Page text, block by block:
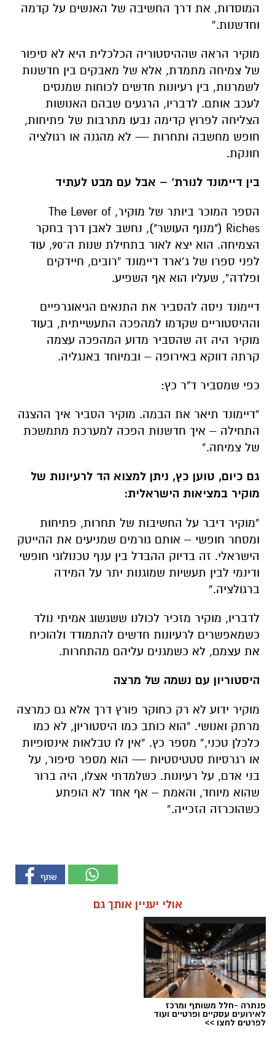
המוסדות, את דרך החשיבה של האנשים על קדמה
וחדשנות.”
מוקיר הראה שההיסטוריה הכלכלית היא לא סיפור
של צמיחה מתמדת, אלא של מאבקים בין חדשנות
לשמרנות, בין רעיונות חדשים לכוחות שמנסים
לעכב אותם. לדבריו, הרגעים שבהם האנושות
הצליחה לפרוץ קדימה נבעו מתרבות של פתיחות,
חופש מחשבה ותחרות — לא מהגנה או רגולציה
חונקת.
בין דיימונד לנורת’ – אבל עם מבט לעתיד
הספר המוכר ביותר של מוקיר,The Lever of
Riches ("מנוף העושר"), נחשב לאבן דרך בחקר
הצמיחה. הוא יצא לאור בתחילת שנות ה־90, עוד
לפני ספרו של ג’ארד דיימונד “רובים, חיידקים
ופלדה”, שעליו הוא אף השפיע.
דיימונד ניסה להסביר את התנאים הגיאוגרפיים
וההיסטוריים שקדמו למהפכה התעשייתית, בעוד
מוקיר היה זה שהסביר מדוע המהפכה עצמה
קרתה דווקא באירופה – ובמיוחד באנגליה.
כפי שמסביר ד"ר כץ:
“דיימונד תיאר את הבמה. מוקיר הסביר איך ההצגה
התחילה – איך חדשנות הפכה למערכת מתמשכת
של צמיחה.”
גם כיום, טוען כץ, ניתן למצוא הד לרעיונות של
מוקיר במציאות הישראלית:
“מוקיר דיבר על החשיבות של תחרות, פתיחות
ומסחר חופשי – אותם גורמים שמניעים את ההייטק
הישראלי. זה בדיוק ההבדל בין ענף טכנולוגי חופשי
ודינמי לבין תעשיות שמוגנות יתר על המידה
ברגולציה.”
לדבריו, מוקיר מזכיר לכולנו ששגשוג אמיתי נולד
כשמאפשרים לרעיונות חדשים להתמודד ולהוכיח
את עצמם, לא כשמגנים עליהם מהתחרות.
היסטוריון עם נשמה של מרצה
מוקיר ידוע לא רק כחוקר פורץ דרך אלא גם כמרצה
מרתק ואנושי. “הוא כותב כמו היסטוריון, לא כמו
כלכלן טכני,” מספר כץ. “אין לו טבלאות אינסופיות
או רגרסיות סטטיסטיות — הוא מספר סיפור, על
בני אדם, על רעיונות. כשלמדתי אצלו, היה ברור
שהוא מיוחד, והאמת – אף אחד לא הופתע
כשהוכרזה הזכייה.”
אולי יעניין אותך גם
פנתרה -חלל משותף ומרכז
לאירועים עסקיים ופרטיים ועוד
לפרטים לחצו >>